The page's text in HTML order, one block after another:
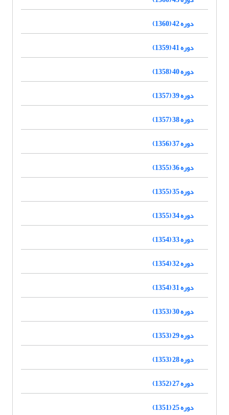
دوره 42 (1360)
دوره 41 (1359)
دوره 40 (1358)
دوره 39 (1357)
دوره 38 (1357)
دوره 37 (1356)
دوره 36 (1355)
دوره 35 (1355)
دوره 34 (1355)
دوره 33 (1354)
دوره 32 (1354)
دوره 31 (1354)
دوره 30 (1353)
دوره 29 (1353)
دوره 28 (1353)
دوره 27 (1352)
دوره 25 (1351)